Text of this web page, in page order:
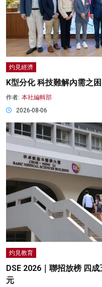
灼見經濟
K型分化 科技難解內需之
作者: 本社編輯部
2026-08-06
灼見教育
DSE 2026｜聯招放榜 四
元